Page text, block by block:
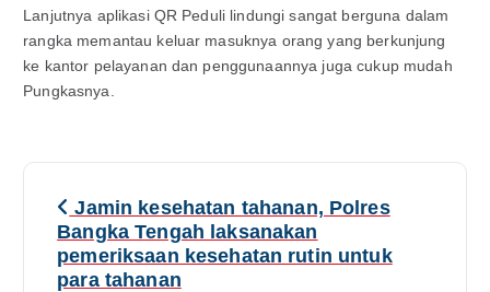
Lanjutnya aplikasi QR Peduli lindungi sangat berguna dalam
rangka memantau keluar masuknya orang yang berkunjung
ke kantor pelayanan dan penggunaannya juga cukup mudah
Pungkasnya.
Jamin kesehatan tahanan, Polres
Bangka Tengah laksanakan
pemeriksaan kesehatan rutin untuk
para tahanan